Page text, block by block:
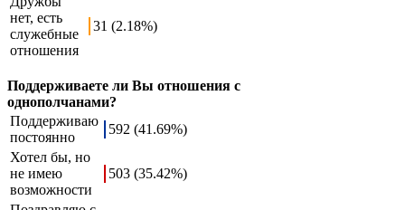
нет, есть
служебные
отношения
31 (2.18%)
Поддерживаете ли Вы отношения с
однополчанами?
Поддерживаю
постоянно
592 (41.69%)
Хотел бы, но
не имею
возможности
503 (35.42%)